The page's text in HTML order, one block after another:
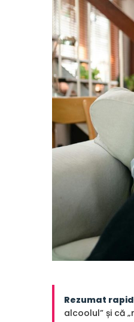
Rezumat
alcoolul” și că